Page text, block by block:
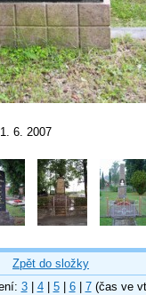
6. 2007
Zpět do složky
3| 4| 5| 6| 7(čas ve